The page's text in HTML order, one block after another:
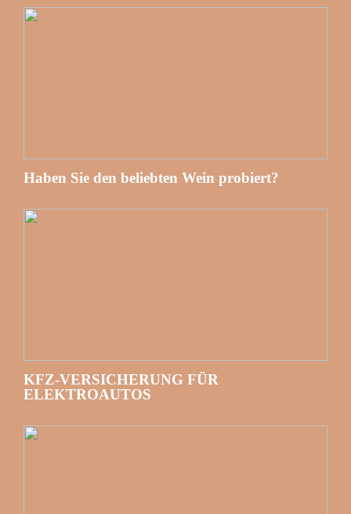
Haben Sie den beliebten Wein probiert?
KFZ-VERSICHERUNG FÜR
ELEKTROAUTOS